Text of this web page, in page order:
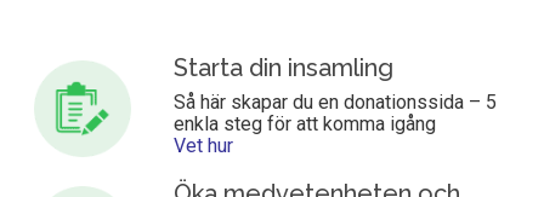
Starta din insamling
Så här skapar du en donationssida – 5
enkla steg för att komma igång
Vet hur